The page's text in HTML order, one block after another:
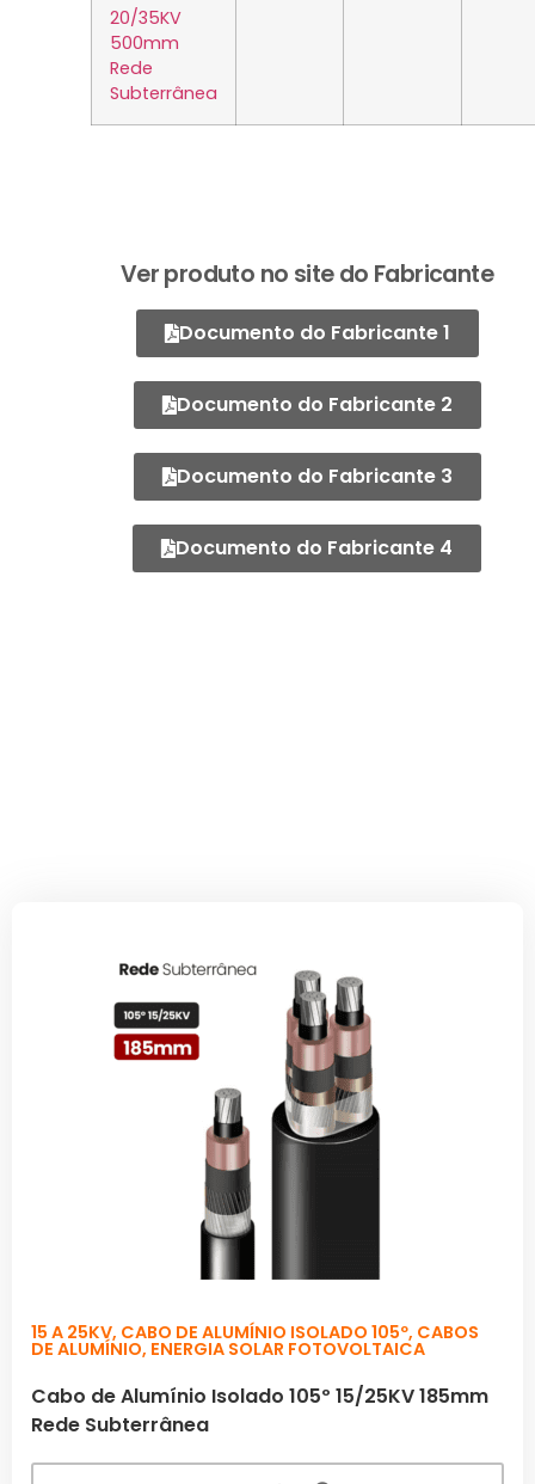
20/35KV
500mm
Rede
Subterrânea
Ver produto no site do Fabricante
Documento do Fabricante 1
Documento do Fabricante 2
Documento do Fabricante 3
Documento do Fabricante 4
15 A 25KV, CABO DE ALUMÍNIO ISOLADO 105º, CABOS
DE ALUMÍNIO, ENERGIA SOLAR FOTOVOLTAICA
Cabo de Alumínio Isolado 105º 15/25KV 185mm
Rede Subterrânea